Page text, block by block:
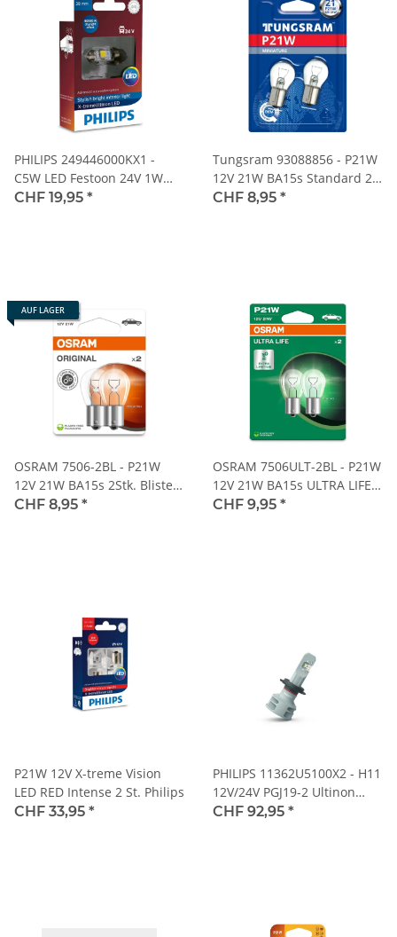
PHILIPS 249446000KX1 -
C5W LED Festoon 24V 1W
10.5 x 38mm 6000K X-treme
CHF 19,95 *
Tungsram 93088856 - P21W
12V 21W BA15s Standard 2
Stk. Blister
CHF 8,95 *
AUF LAGER
OSRAM 7506-2BL - P21W
12V 21W BA15s 2Stk. Blister
Original
CHF 8,95 *
OSRAM 7506ULT-2BL - P21W
12V 21W BA15s ULTRA LIFE
2Stk. Blister
CHF 9,95 *
P21W 12V X-treme Vision
LED RED Intense 2 St. Philips
CHF 33,95 *
PHILIPS 11362U5100X2 - H11
12V/24V PGJ19-2 Ultinon
Pro5100 HL LED 5800K
CHF 92,95 *